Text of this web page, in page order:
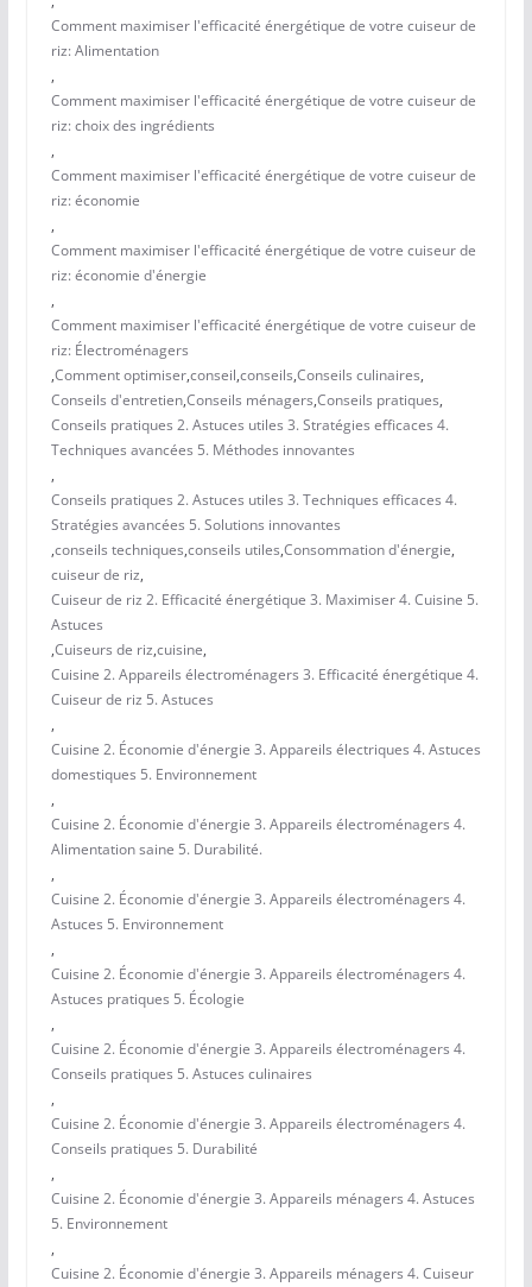
Comment maximiser l'efficacité énergétique de votre cuiseur de
riz: Alimentation
,
Comment maximiser l'efficacité énergétique de votre cuiseur de
riz: choix des ingrédients
,
Comment maximiser l'efficacité énergétique de votre cuiseur de
riz: économie
,
Comment maximiser l'efficacité énergétique de votre cuiseur de
riz: économie d'énergie
,
Comment maximiser l'efficacité énergétique de votre cuiseur de
riz: Électroménagers
,Comment optimiser,conseil,conseils,Conseils culinaires,
Conseils d'entretien,Conseils ménagers,Conseils pratiques,
Conseils pratiques 2. Astuces utiles 3. Stratégies efficaces 4.
Techniques avancées 5. Méthodes innovantes
,
Conseils pratiques 2. Astuces utiles 3. Techniques efficaces 4.
Stratégies avancées 5. Solutions innovantes
,conseils techniques,conseils utiles,Consommation d'énergie,
cuiseur de riz,
Cuiseur de riz 2. Efficacité énergétique 3. Maximiser 4. Cuisine 5.
Astuces
,Cuiseurs de riz,cuisine,
Cuisine 2. Appareils électroménagers 3. Efficacité énergétique 4.
Cuiseur de riz 5. Astuces
,
Cuisine 2. Économie d'énergie 3. Appareils électriques 4. Astuces
domestiques 5. Environnement
,
Cuisine 2. Économie d'énergie 3. Appareils électroménagers 4.
Alimentation saine 5. Durabilité.
,
Cuisine 2. Économie d'énergie 3. Appareils électroménagers 4.
Astuces 5. Environnement
,
Cuisine 2. Économie d'énergie 3. Appareils électroménagers 4.
Astuces pratiques 5. Écologie
,
Cuisine 2. Économie d'énergie 3. Appareils électroménagers 4.
Conseils pratiques 5. Astuces culinaires
,
Cuisine 2. Économie d'énergie 3. Appareils électroménagers 4.
Conseils pratiques 5. Durabilité
,
Cuisine 2. Économie d'énergie 3. Appareils ménagers 4. Astuces
5. Environnement
,
Cuisine 2. Économie d'énergie 3. Appareils ménagers 4. Cuiseur